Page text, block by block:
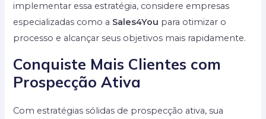
implementar essa estratégia, considere empresas
especializadas como a Sales4You para otimizar o
processo e alcançar seus objetivos mais rapidamente.
Conquiste Mais Clientes com
Prospecção Ativa
Com estratégias sólidas de prospecção ativa, sua